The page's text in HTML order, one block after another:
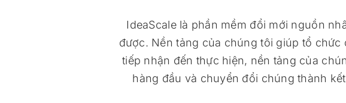
IdeaScale là phần mềm đổi mới nguồn
được. Nền tảng của chúng tôi giúp tổ
tiếp nhận đến thực hiện, nền tảng của
hàng đầu và chuyển đổi chúng thành